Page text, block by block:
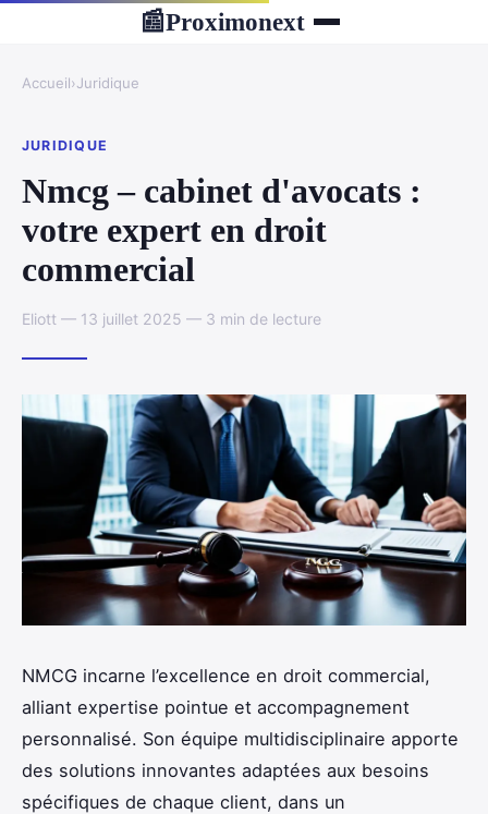
📰Proximonext
Accueil›Juridique
JURIDIQUE
Nmcg – cabinet d'avocats :
votre expert en droit
commercial
Eliott — 13 juillet 2025 — 3 min de lecture
NMCG incarne l’excellence en droit commercial,
alliant expertise pointue et accompagnement
personnalisé. Son équipe multidisciplinaire apporte
des solutions innovantes adaptées aux besoins
spécifiques de chaque client, dans un